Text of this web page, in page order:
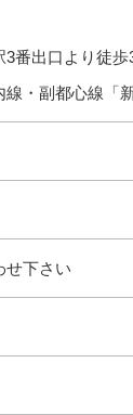
番出口より徒歩
・副都心線「
せ下さい